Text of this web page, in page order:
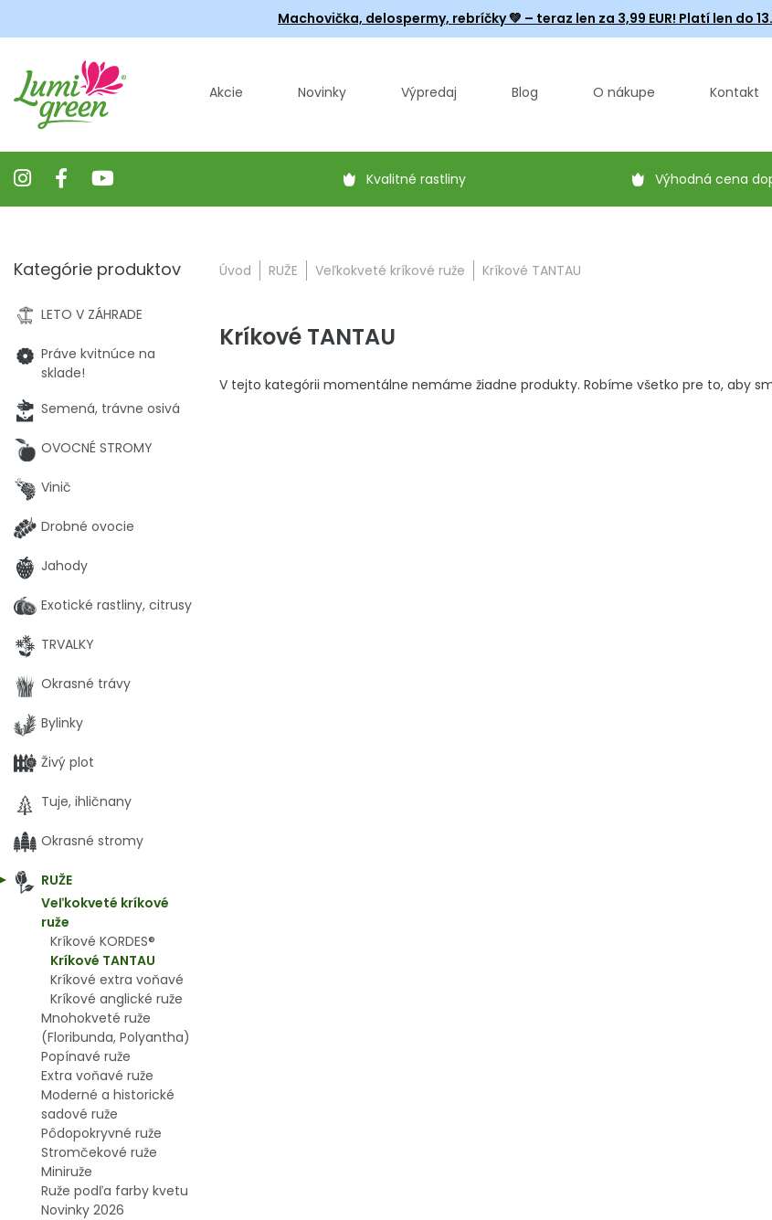
Machovička, delospermy, rebríčky💚 – teraz len za 3,99 EUR! Platí len do
Akcie Novinky Výpredaj Blog O nákupe Kontakt
Kvalitné rastliny Výhodná cena
Úvod RUŽE Veľkokveté kríkové ruže Kríkové TANTAU
Kríkové TANTAU
V tejto kategórii momentálne nemáme žiadne produkty. Robíme všetko pre to, aby
Kategórie produktov
LETO V ZÁHRADE
Práve kvitnúce na
sklade!
Semená, trávne osivá
OVOCNÉ STROMY
Vinič
Drobné ovocie
Jahody
Exotické rastliny, citrusy
TRVALKY
Okrasné trávy
Bylinky
Živý plot
Tuje, ihličnany
Okrasné stromy
RUŽE
Veľkokveté kríkové
ruže
Kríkové KORDES®
Kríkové TANTAU
Kríkové extra voňavé
Kríkové anglické ruže
Mnohokveté ruže
(Floribunda, Polyantha)
Popínavé ruže
Extra voňavé ruže
Moderné a historické
sadové ruže
Pôdopokryvné ruže
Stromčekové ruže
Miniruže
Ruže podľa farby kvetu
Novinky 2026